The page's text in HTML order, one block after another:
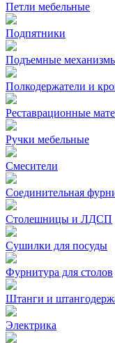
Петли мебельные
Подпятники
Подъемные
Полкодержатели и
Реставрационные
Ручки мебельные
Смесители
Соединительная
Столешницы и ЛДСП
Сушилки для посуды
Фурнитура для столов
Штанги и
Электрика